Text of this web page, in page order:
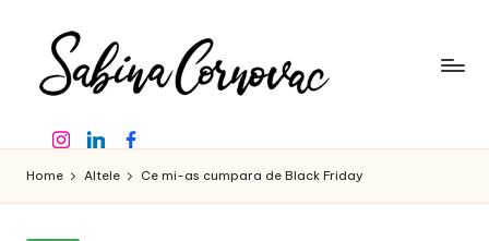
content
a
b
creator
de
InstagramLinkedinFacebook
Home Altele Ce mi-as cumpara de Black Friday